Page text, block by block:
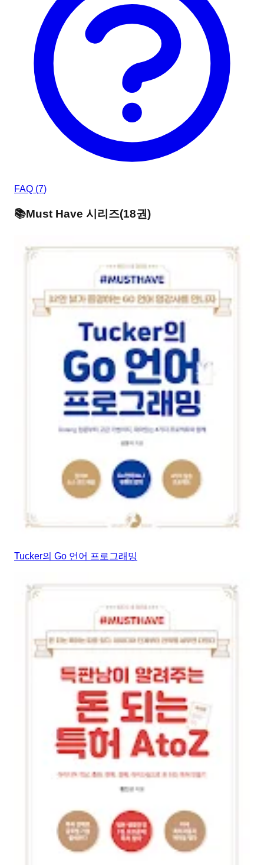
FAQ (7)
📚Must Have 시리즈(18권)
Tucker의 Go 언어 프로그래밍